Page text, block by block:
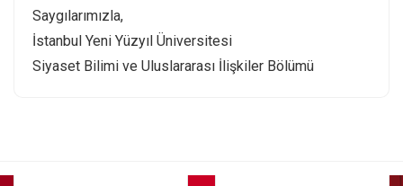
Saygılarımızla,
İstanbul Yeni Yüzyıl Üniversitesi
Siyaset Bilimi ve Uluslararası İlişkiler Bölümü